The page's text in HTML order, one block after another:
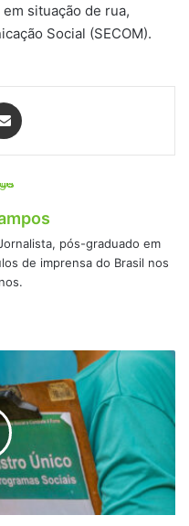
situação de rua,
Social (SECOM).
pós-graduado em
de imprensa do Brasil nos